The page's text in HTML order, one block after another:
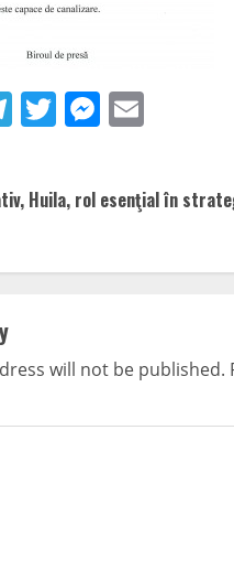
Telegram
Twitter
Huila, rol esenţial în
will not be published.